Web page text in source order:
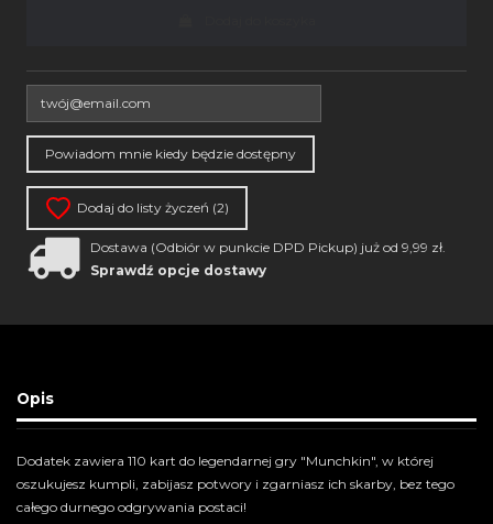
Dodaj do listy życzeń (2)
Dostawa (Odbiór w punkcie DPD Pickup) już od 9,99 zł.
Sprawdź opcje dostawy
Opis
Dodatek zawiera 110 kart do legendarnej gry "Munchkin", w której
oszukujesz kumpli, zabijasz potwory i zgarniasz ich skarby, bez tego
całego durnego odgrywania postaci!